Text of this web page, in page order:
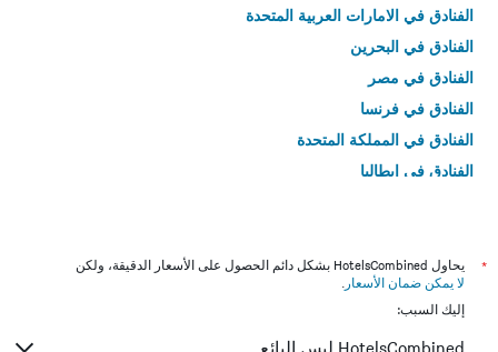
الفنادق في الامارات العربية المتحدة
الفنادق في البحرين
الفنادق في مصر
الفنادق في فرنسا
الفنادق في المملكة المتحدة
الفنادق في إيطاليا
*
يحاول HotelsCombined بشكل دائم الحصول على الأسعار الدقيقة، ولكن
لا يمكن ضمان الأسعار .
إليك السبب:
HotelsCombined ليس البائع